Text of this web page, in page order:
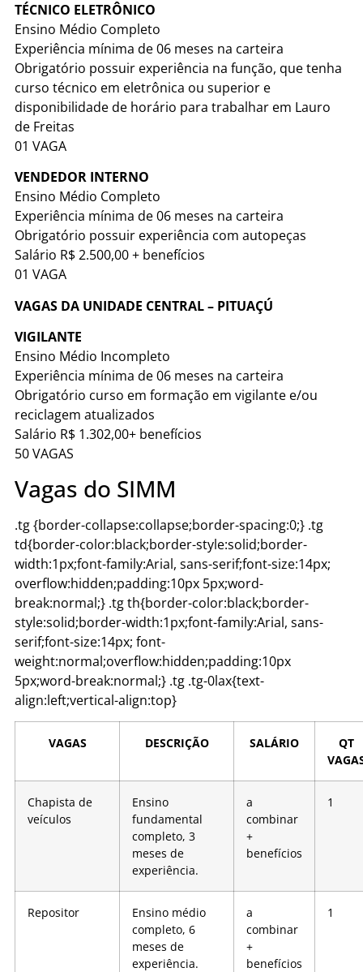
TÉCNICO ELETRÔNICO
Ensino Médio Completo
Experiência mínima de 06 meses na carteira
Obrigatório possuir experiência na função, que tenha
curso técnico em eletrônica ou superior e
disponibilidade de horário para trabalhar em Lauro
de Freitas
01 VAGA
VENDEDOR INTERNO
Ensino Médio Completo
Experiência mínima de 06 meses na carteira
Obrigatório possuir experiência com autopeças
Salário R$ 2.500,00 + benefícios
01 VAGA
VAGAS DA UNIDADE CENTRAL – PITUAÇÚ
VIGILANTE
Ensino Médio Incompleto
Experiência mínima de 06 meses na carteira
Obrigatório curso em formação em vigilante e/ou
reciclagem atualizados
Salário R$ 1.302,00+ benefícios
50 VAGAS
Vagas do SIMM
.tg {border-collapse:collapse;border-spacing:0;} .tg
td{border-color:black;border-style:solid;border-
width:1px;font-family:Arial, sans-serif;font-size:14px;
overflow:hidden;padding:10px 5px;word-
break:normal;} .tg th{border-color:black;border-
style:solid;border-width:1px;font-family:Arial, sans-
serif;font-size:14px; font-
weight:normal;overflow:hidden;padding:10px
5px;word-break:normal;} .tg .tg-0lax{text-
align:left;vertical-align:top}
VAGAS DESCRIÇÃO SALÁRIO
QT
Chapista de
veículos
Ensino
fundamental
completo, 3
meses de
experiência.
a
combinar
+
benefícios
1
Repositor
Ensino médio
completo, 6
meses de
experiência.
a
combinar
+
benefícios
1